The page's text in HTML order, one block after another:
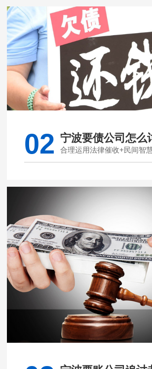
02 宁波要债公司怎么
合理运用法律催收+民间智